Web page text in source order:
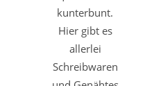
kunterbunt.
Hier gibt es
allerlei
Schreibwaren